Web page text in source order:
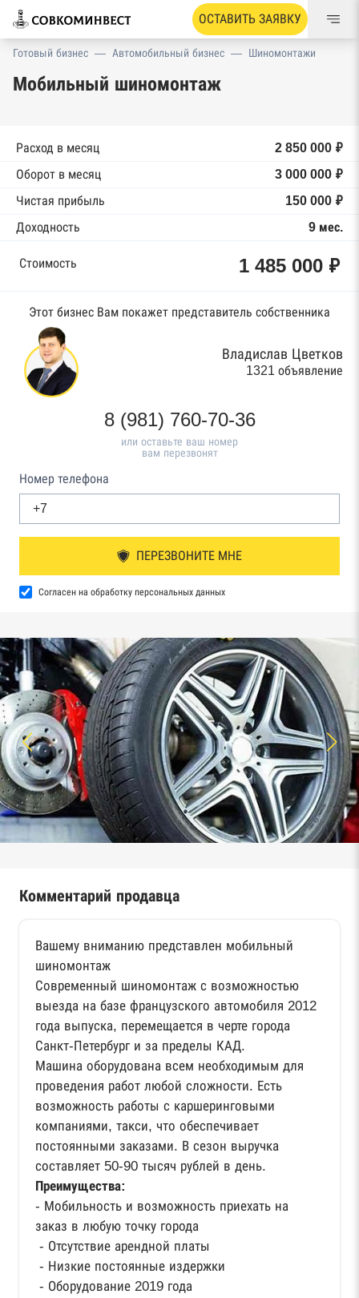
ОСТАВИТЬ ЗАЯВКУ
Готовый бизнес — Автомобильный бизнес — Шиномонтажи
Мобильный шиномонтаж
Расход в месяц
2 850 000 ₽
Оборот в месяц
3 000 000 ₽
Чистая прибыль
150 000 ₽
Доходность
9 мес.
Стоимость 1 485 000 ₽
Этот бизнес Вам покажет представитель собственника
Владислав Цветков
1321 объявление
8 (981) 760-70-36
или оставьте ваш номер
вам перезвонят
Номер телефона
ПЕРЕЗВОНИТЕ МНЕ
Согласен на обработку персональных данных
Комментарий продавца
Вашему вниманию представлен мобильный
шиномонтаж
Современный шиномонтаж с возможностью
выезда на базе французского автомобиля 2012
года выпуска, перемещается в черте города
Санкт-Петербург и за пределы КАД.
Машина оборудована всем необходимым для
проведения работ любой сложности. Есть
возможность работы с каршеринговыми
компаниями, такси, что обеспечивает
постоянными заказами. В сезон выручка
составляет 50-90 тысяч рублей в день.
Преимущества:
- Мобильность и возможность приехать на
заказ в любую точку города
- Отсутствие арендной платы
- Низкие постоянные издержки
- Оборудование 2019 года